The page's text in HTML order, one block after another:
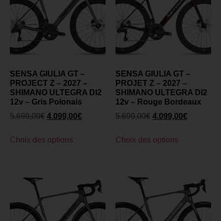
SENSA GIULIA GT –
PROJECT Z – 2027 –
SHIMANO ULTEGRA DI2
12v – Gris Polonais
5.699,00€ 4.099,00€
Choix des options
SENSA GIULIA GT –
PROJET Z – 2027 –
SHIMANO ULTEGRA DI2
12v – Rouge Bordeaux
5.699,00€ 4.099,00€
Choix des options